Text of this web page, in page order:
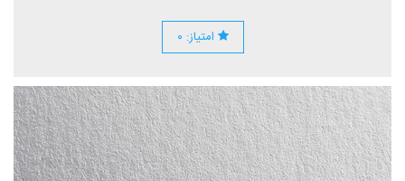
امتیاز: ۰